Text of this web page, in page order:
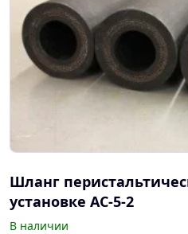
Шланг
установке АС-5-2
В наличии